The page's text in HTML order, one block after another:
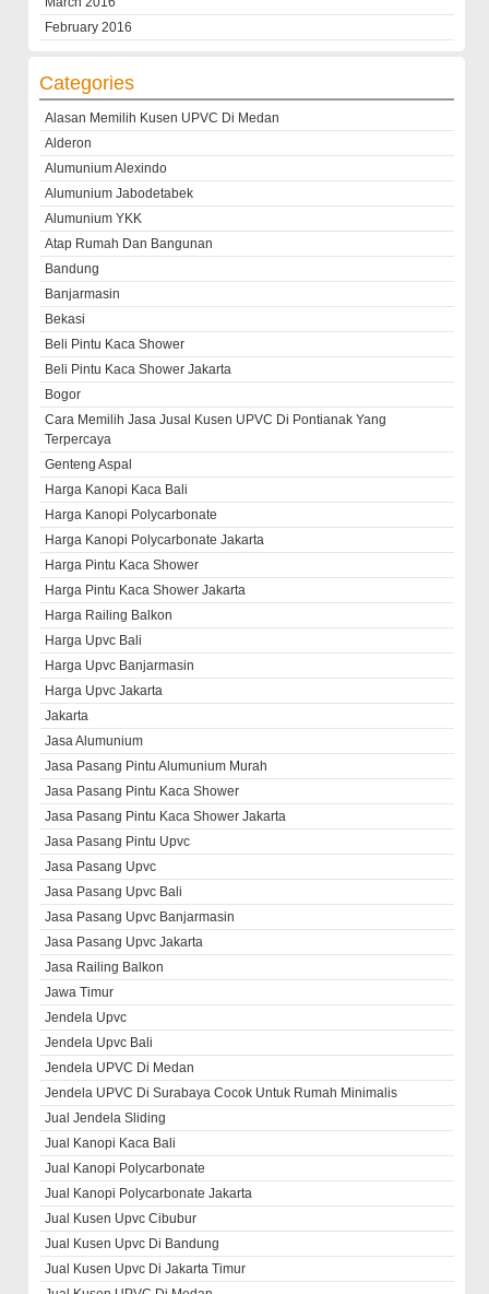
February 2016
Categories
Alasan Memilih Kusen UPVC Di Medan
Alderon
Alumunium Alexindo
Alumunium Jabodetabek
Alumunium YKK
Atap Rumah Dan Bangunan
Bandung
Banjarmasin
Bekasi
Beli Pintu Kaca Shower
Beli Pintu Kaca Shower Jakarta
Bogor
Cara Memilih Jasa Jusal Kusen UPVC Di Pontianak Yang
Terpercaya
Genteng Aspal
Harga Kanopi Kaca Bali
Harga Kanopi Polycarbonate
Harga Kanopi Polycarbonate Jakarta
Harga Pintu Kaca Shower
Harga Pintu Kaca Shower Jakarta
Harga Railing Balkon
Harga Upvc Bali
Harga Upvc Banjarmasin
Harga Upvc Jakarta
Jakarta
Jasa Alumunium
Jasa Pasang Pintu Alumunium Murah
Jasa Pasang Pintu Kaca Shower
Jasa Pasang Pintu Kaca Shower Jakarta
Jasa Pasang Pintu Upvc
Jasa Pasang Upvc
Jasa Pasang Upvc Bali
Jasa Pasang Upvc Banjarmasin
Jasa Pasang Upvc Jakarta
Jasa Railing Balkon
Jawa Timur
Jendela Upvc
Jendela Upvc Bali
Jendela UPVC Di Medan
Jendela UPVC Di Surabaya Cocok Untuk Rumah Minimalis
Jual Jendela Sliding
Jual Kanopi Kaca Bali
Jual Kanopi Polycarbonate
Jual Kanopi Polycarbonate Jakarta
Jual Kusen Upvc Cibubur
Jual Kusen Upvc Di Bandung
Jual Kusen Upvc Di Jakarta Timur